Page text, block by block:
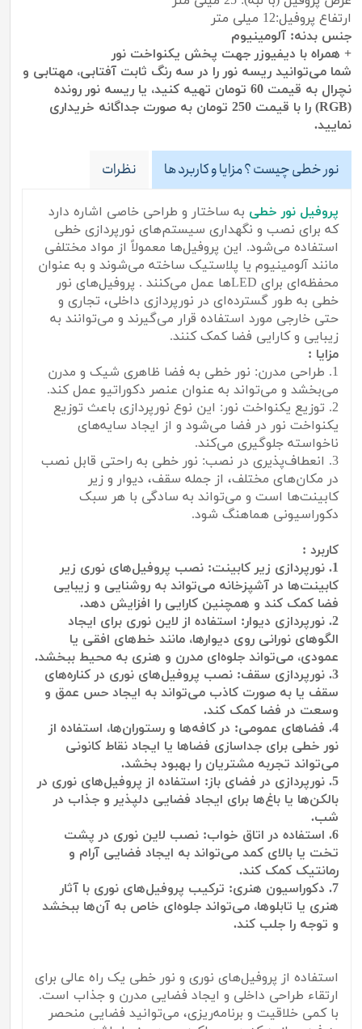
ارتفاع پروفیل:12 میلی متر
جنس بدنه: آلومینیوم
+ همراه با دیفیوزر جهت پخش یکنواخت نور
شما می‌توانید ریسه نور را در سه رنگ ثابت آفتابی، مهتابی و
نچرال به قیمت 60 تومان تهیه کنید، یا ریسه نور رونده
(RGB) را با قیمت 250 تومان به صورت جداگانه خریداری
نمایید.
نور خطی چیست ؟ مزایا و کاربرد ها نظرات
پروفیل نور خطی به ساختار و طراحی خاصی اشاره دارد
که برای نصب و نگهداری سیستم‌های نورپردازی خطی
استفاده می‌شود. این پروفیل‌ها معمولاً از مواد مختلفی
مانند آلومینیوم یا پلاستیک ساخته می‌شوند و به عنوان
محفظه‌ای برای LEDها عمل می‌کنند . پروفیل‌های نور
خطی به طور گسترده‌ای در نورپردازی داخلی، تجاری و
حتی خارجی مورد استفاده قرار می‌گیرند و می‌توانند به
زیبایی و کارایی فضا کمک کنند.
مزایا :
1. طراحی مدرن: نور خطی به فضا ظاهری شیک و مدرن
می‌بخشد و می‌تواند به عنوان عنصر دکوراتیو عمل کند.
2. توزیع یکنواخت نور: این نوع نورپردازی باعث توزیع
یکنواخت نور در فضا می‌شود و از ایجاد سایه‌های
ناخواسته جلوگیری می‌کند.
3. انعطاف‌پذیری در نصب: نور خطی به راحتی قابل نصب
در مکان‌های مختلف، از جمله سقف، دیوار و زیر
کابینت‌ها است و می‌تواند به سادگی با هر سبک
دکوراسیونی هماهنگ شود.
کاربرد :
1. نورپردازی زیر کابینت: نصب پروفیل‌های نوری زیر
کابینت‌ها در آشپزخانه می‌تواند به روشنایی و زیبایی
فضا کمک کند و همچنین کارایی را افزایش دهد.
2. نورپردازی دیوار: استفاده از لاین نوری برای ایجاد
الگوهای نورانی روی دیوارها، مانند خط‌های افقی یا
عمودی، می‌تواند جلوه‌ای مدرن و هنری به محیط ببخشد.
3. نورپردازی سقف: نصب پروفیل‌های نوری در کناره‌های
سقف یا به صورت کاذب می‌تواند به ایجاد حس عمق و
وسعت در فضا کمک کند.
4. فضاهای عمومی: در کافه‌ها و رستوران‌ها، استفاده از
نور خطی برای جداسازی فضاها یا ایجاد نقاط کانونی
می‌تواند تجربه مشتریان را بهبود بخشد.
5. نورپردازی در فضای باز: استفاده از پروفیل‌های نوری در
بالکن‌ها یا باغ‌ها برای ایجاد فضایی دلپذیر و جذاب در
شب.
6. استفاده در اتاق خواب: نصب لاین نوری در پشت
تخت یا بالای کمد می‌تواند به ایجاد فضایی آرام و
رمانتیک کمک کند.
7. دکوراسیون هنری: ترکیب پروفیل‌های نوری با آثار
هنری یا تابلوها، می‌تواند جلوه‌ای خاص به آن‌ها ببخشد
و توجه را جلب کند.
استفاده از پروفیل‌های نوری و نور خطی یک راه عالی برای
ارتقاء طراحی داخلی و ایجاد فضایی مدرن و جذاب است.
با کمی خلاقیت و برنامه‌ریزی، می‌توانید فضایی منحصر